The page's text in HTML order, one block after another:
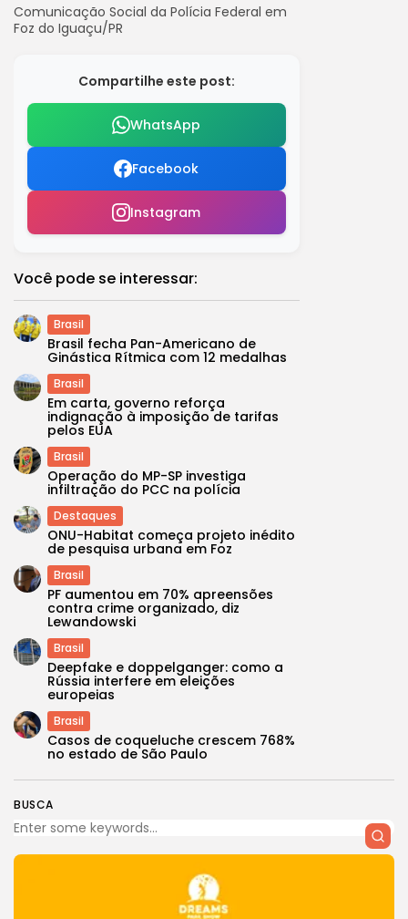
BUSCA
Comunicação Social da Polícia Federal em
Foz do Iguaçu/PR
Compartilhe este post:
WhatsApp
Facebook
Instagram
Você pode se interessar:
Brasil
Brasil fecha Pan-Americano de
Ginástica Rítmica com 12 medalhas
Brasil
Em carta, governo reforça
indignação à imposição de tarifas
pelos EUA
Brasil
Operação do MP-SP investiga
infiltração do PCC na polícia
Destaques
ONU-Habitat começa projeto inédito
de pesquisa urbana em Foz
Brasil
PF aumentou em 70% apreensões
contra crime organizado, diz
Lewandowski
Brasil
Deepfake e doppelganger: como a
Rússia interfere em eleições
europeias
Brasil
Casos de coqueluche crescem 768%
no estado de São Paulo